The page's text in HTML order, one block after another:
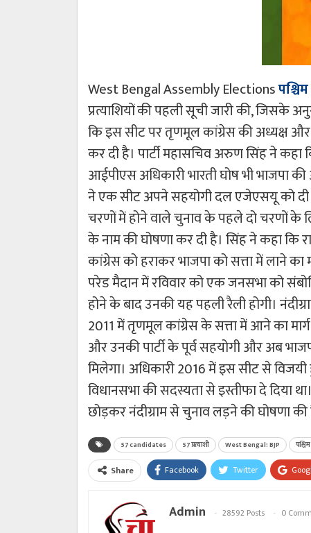
West Bengal Assembly Elections
प्रत्याशियों की पहली सूची जारी की, जिसके
कि इस सीट पर तृणमूल कांग्रेस की अध्यक्ष और
कर दी है। पार्टी महासचिव अरुण सिंह ने कहा
आईपीएस अधिकारी भारती घोष भी भाजपा
ने एक सीट अपने सहयोगी दल एजेएसयू को दी
चरणों में होने वाले चुनाव के पहले दो चरणों के
के नाम की घोषणा कर दी है। सिंह ने कहा
कांग्रेस को हराकर भाजपा को सत्ता में लाने का
परेड मैदान में रविवार को एक जनसभा को
होने के बाद उनकी यह पहली रैली होगी।
2011 में तृणमूल कांग्रेस के सत्ता में आने का मार्ग
और उनकी पार्टी के पूर्व सहयोगी और अब
मिलेगा। अधिकारी 2016 में इस सीट से
विधानसभा की सदस्यता से इस्तीफा दे दिया
छोड़कर नंदीग्राम से चुनाव लड़ने की घोषणा की
57 candidates 57 प्रत्याशी West Bengal: BJP
Share Facebook Twitter
Admin 28592 Posts 0